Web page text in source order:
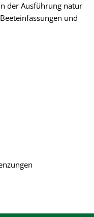
der Ausführung natur
und